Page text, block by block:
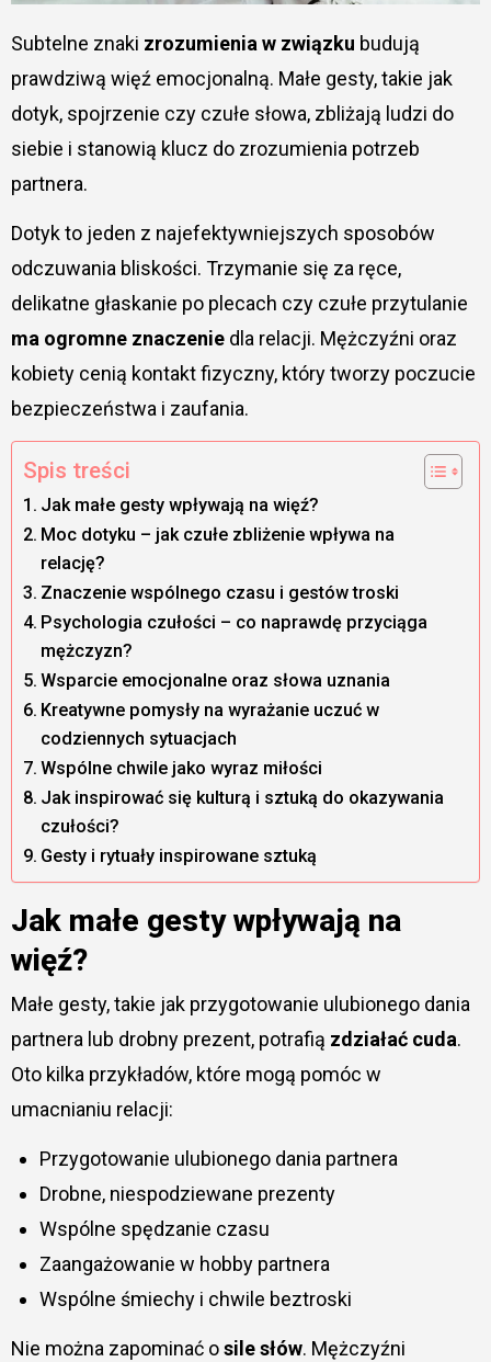
Subtelne znaki zrozumienia w związku budują
prawdziwą więź emocjonalną. Małe gesty, takie jak
dotyk, spojrzenie czy czułe słowa, zbliżają ludzi do
siebie i stanowią klucz do zrozumienia potrzeb
partnera.
Dotyk to jeden z najefektywniejszych sposobów
odczuwania bliskości. Trzymanie się za ręce,
delikatne głaskanie po plecach czy czułe przytulanie
ma ogromne znaczeniedla relacji. Mężczyźni oraz
kobiety cenią kontakt fizyczny, który tworzy poczucie
bezpieczeństwa i zaufania.
Spis treści
Jak małe gesty wpływają na więź?
Moc dotyku – jak czułe zbliżenie wpływa na
relację?
Znaczenie wspólnego czasu i gestów troski
Psychologia czułości – co naprawdę przyciąga
mężczyzn?
Wsparcie emocjonalne oraz słowa uznania
Kreatywne pomysły na wyrażanie uczuć w
codziennych sytuacjach
Wspólne chwile jako wyraz miłości
Jak inspirować się kulturą i sztuką do okazywania
czułości?
Gesty i rytuały inspirowane sztuką
Jak małe gesty wpływają na
więź?
Małe gesty, takie jak przygotowanie ulubionego dania
partnera lub drobny prezent, potrafią zdziałać cuda.
Oto kilka przykładów, które mogą pomóc w
umacnianiu relacji:
Przygotowanie ulubionego dania partnera
Drobne, niespodziewane prezenty
Wspólne spędzanie czasu
Zaangażowanie w hobby partnera
Wspólne śmiechy i chwile beztroski
Nie można zapominać osile słów. Mężczyźni